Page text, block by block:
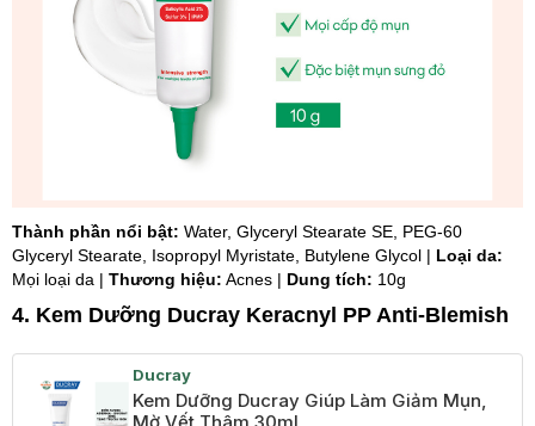
Thành phần nổi bật: Water, Glyceryl Stearate SE, PEG-60
Glyceryl Stearate, Isopropyl Myristate, Butylene Glycol | Loại da:
Mọi loại da | Thương hiệu: Acnes | Dung tích: 10g
4. Kem Dưỡng Ducray Keracnyl PP Anti-Blemish
Ducray
Kem Dưỡng Ducray Giúp Làm Giảm Mụn,